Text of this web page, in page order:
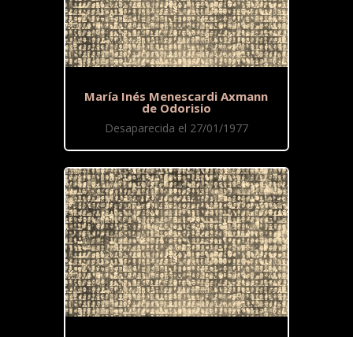
María Inés Menescardi Axmann
de Odorisio
Desaparecida el 27/01/1977